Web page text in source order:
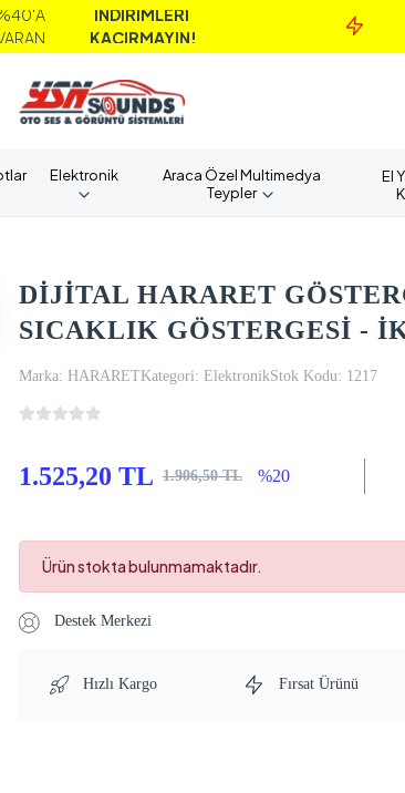
İNDİRİMLERİ
KAÇIRMAYIN!
MAİL
Elektronik
Araca Özel Multimedya
Teypler
El
DİJİTAL HARARET
SICAKLIK GÖSTERGESİ -
Marka: HARARETKategori: ElektronikStok Kodu: 1217
1.525,20 TL 1.906,50 TL %20
Ürün stokta bulunmamaktadır.
Destek Merkezi
Hızlı Kargo Fırsat Ürünü